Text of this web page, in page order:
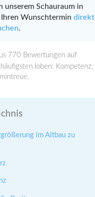
unserem Schauraum in
Wunschtermin direkt
.
770 Bewertungen auf
loben: Kompetenz,
im Altbau zu